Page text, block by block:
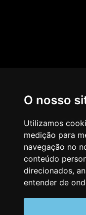
O nosso
Utilizamos
medição para
navegação no
conteúdo
direcionados,
entender de